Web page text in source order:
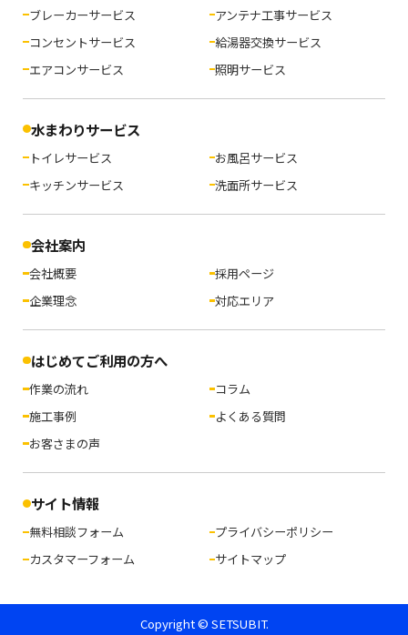
ブレーカーサービス
コンセントサービス
照明サービス
アンテナ工事サービス
給湯器交換サービス
エアコンサービス
水まわりサービス
トイレサービス
キッチンサービス
お風呂サービス
洗面所サービス
会社案内
会社概要
企業理念
採用ページ
対応エリア
はじめてご利用の方へ
作業の流れ
施工事例
お客さまの声
コラム
よくある質問
サイト情報
無料相談フォーム
カスタマーフォーム
プライバシーポリシー
サイトマップ
Copyright © SETSUBIT.